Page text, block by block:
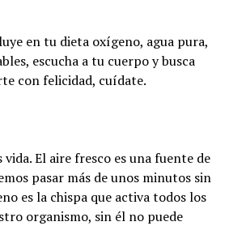
en tu dieta oxígeno, agua pura,
escucha a tu cuerpo y busca
con felicidad, cuídate.
El aire fresco es una fuente de
pasar más de unos minutos sin
es la chispa que activa todos los
organismo, sin él no puede